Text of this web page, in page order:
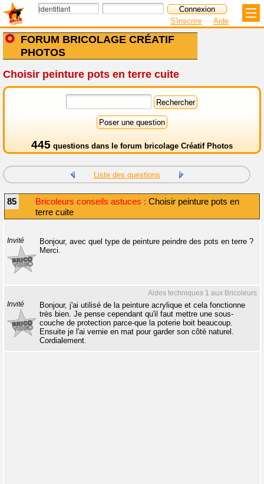
FORUM BRICOLAGE CRÉATIF
PHOTOS
S'inscrire Aide
Choisir peinture pots en terre cuite
445 questions dans le forum bricolage Créatif Photos
Liste des questions
85 Bricoleurs conseils astuces : Choisir peinture pots en
terre cuite
Invité
Bonjour, avec quel type de peinture peindre des pots en terre ?
Merci.
Aides techniques 1 aux Bricoleurs
Invité
Bonjour, j'ai utilisé de la peinture acrylique et cela fonctionne
très bien. Je pense cependant qu'il faut mettre une sous-
couche de protection parce-que la poterie boit beaucoup.
Ensuite je l'ai vernie en mat pour garder son côté naturel.
Cordialement.